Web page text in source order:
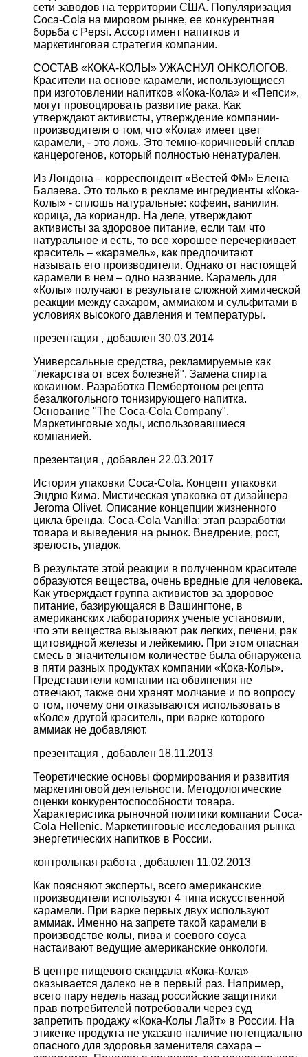
сети заводов на территории США. Популяризация
Coca-Cola на мировом рынке, ее конкурентная
борьба с Pepsi. Ассортимент напитков и
маркетинговая стратегия компании.
СОСТАВ «КОКА-КОЛЫ» УЖАСНУЛ ОНКОЛОГОВ.
Красители на основе карамели, использующиеся
при изготовлении напитков «Кока-Кола» и «Пепси»,
могут провоцировать развитие рака. Как
утверждают активисты, утверждение компании-
производителя о том, что «Кола» имеет цвет
карамели, - это ложь. Это темно-коричневый сплав
канцерогенов, который полностью ненатурален.
Из Лондона – корреспондент «Вестей ФМ» Елена
Балаева. Это только в рекламе ингредиенты «Кока-
Колы» - сплошь натуральные: кофеин, ванилин,
корица, да кориандр. На деле, утверждают
активисты за здоровое питание, если там что
натуральное и есть, то все хорошее перечеркивает
краситель – «карамель», как предпочитают
называть его производители. Однако от настоящей
карамели в нем – одно название. Карамель для
«Колы» получают в результате сложной химической
реакции между сахаром, аммиаком и сульфитами в
условиях высокого давления и температуры.
презентация , добавлен 30.03.2014
Универсальные средства, рекламируемые как
"лекарства от всех болезней". Замена спирта
кокаином. Разработка Пембертоном рецепта
безалкогольного тонизирующего напитка.
Основание "The Coca-Cola Company".
Маркетинговые ходы, использовавшиеся
компанией.
презентация , добавлен 22.03.2017
История упаковки Coca-Cola. Концепт упаковки
Эндрю Кима. Мистическая упаковка от дизайнера
Jeromа Olivet. Описание концепции жизненного
цикла бренда. Coca-Cola Vanilla: этап разработки
товара и выведения на рынок. Внедрение, рост,
зрелость, упадок.
В результате этой реакции в полученном красителе
образуются вещества, очень вредные для человека.
Как утверждает группа активистов за здоровое
питание, базирующаяся в Вашингтоне, в
американских лабораториях ученые установили,
что эти вещества вызывают рак легких, печени, рак
щитовидной железы и лейкемию. При этом опасная
смесь в значительном количестве была обнаружена
в пяти разных продуктах компании «Кока-Колы».
Представители компании на обвинения не
отвечают, также они хранят молчание и по вопросу
о том, почему они отказываются использовать в
«Коле» другой краситель, при варке которого
аммиак не добавляют.
презентация , добавлен 18.11.2013
Теоретические основы формирования и развития
маркетинговой деятельности. Методологические
оценки конкурентоспособности товара.
Характеристика рыночной политики компании Coca-
Cola Hellenic. Маркетинговые исследования рынка
энергетических напитков в России.
контрольная работа , добавлен 11.02.2013
Как поясняют эксперты, всего американские
производители используют 4 типа искусственной
карамели. При варке первых двух используют
аммиак. Именно на запрете такой карамели в
производстве колы, пива и соевого соуса
настаивают ведущие американские онкологи.
В центре пищевого скандала «Кока-Кола»
оказывается далеко не в первый раз. Например,
всего пару недель назад российские защитники
прав потребителей потребовали через суд
запретить продажу «Кока-Колы Лайт» в России. На
этикетке продукта не указано наличие потенциально
опасного для здоровья заменителя сахара –